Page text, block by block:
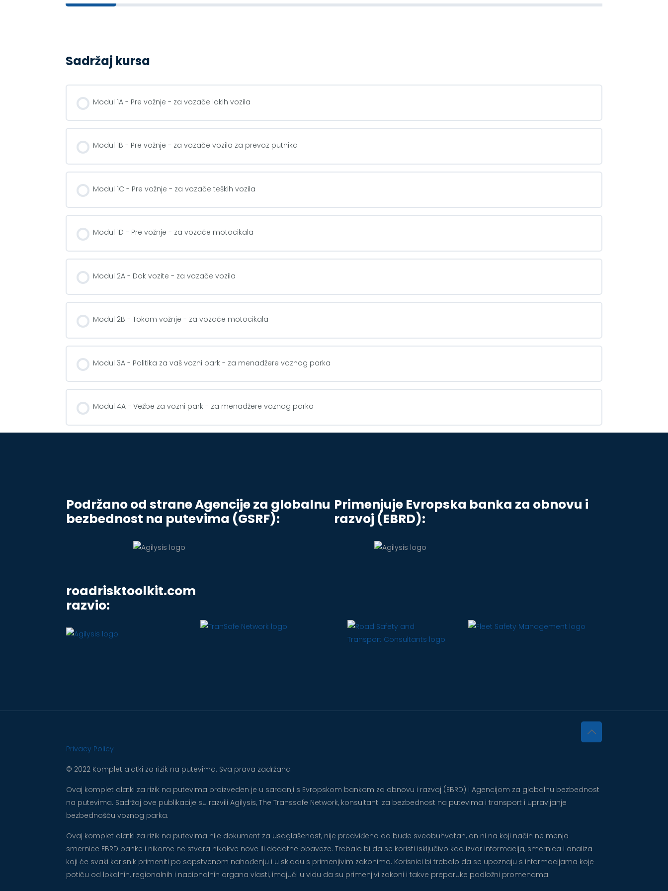
Sadržaj kursa
Modul 1A - Pre vožnje - za vozače lakih vozila
Modul 1B - Pre vožnje - za vozače vozila za prevoz putnika
Modul 1C - Pre vožnje - za vozače teških vozila
Modul 1D - Pre vožnje - za vozače motocikala
Modul 2A - Dok vozite - za vozače vozila
Modul 2B - Tokom vožnje - za vozače motocikala
Modul 3A - Politika za vaš vozni park - za menadžere voznog parka
Modul 4A - Vežbe za vozni park - za menadžere voznog parka
Podržano od strane Agencije za globalnu
bezbednost na putevima (GSRF):
Primenjuje Evropska banka za obnovu i
razvoj (EBRD):
roadrisktoolkit.com
razvio:
Privacy Policy
© 2022 Komplet alatki za rizik na putevima. Sva prava zadržana
Ovaj komplet alatki za rizik na putevima proizveden je u saradnji s Evropskom bankom za obnovu i razvoj (EBRD) i Agencijom za globalnu bezbednost
na putevima. Sadržaj ove publikacije su razvili Agilysis, The Transsafe Network, konsultanti za bezbednost na putevima i transport i upravljanje
bezbednošću voznog parka.
Ovaj komplet alatki za rizik na putevima nije dokument za usaglašenost, nije predviđeno da bude sveobuhvatan, on ni na koji način ne menja
smernice EBRD banke i nikome ne stvara nikakve nove ili dodatne obaveze. Trebalo bi da se koristi isključivo kao izvor informacija, smernica i analiza
koji će svaki korisnik primeniti po sopstvenom nahođenju i u skladu s primenjivim zakonima. Korisnici bi trebalo da se upoznaju s informacijama koje
potiču od lokalnih, regionalnih i nacionalnih organa vlasti, imajući u vidu da su primenjivi zakoni i takve preporuke podložni promenama.